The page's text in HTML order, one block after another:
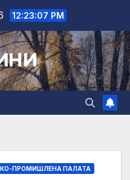
12:23:08 PM
ПРОМИШЛЕНА ПАЛАТА